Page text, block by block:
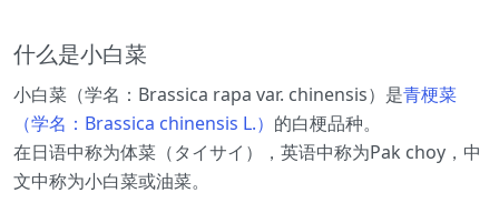
什么是小白菜
小白菜（学名：Brassica rapa var. chinensis）是青梗菜
（学名：Brassica chinensis L.） 的白梗品种。
在日语中称为体菜（タイサイ），英语中称为Pak choy，中
文中称为小白菜或油菜。